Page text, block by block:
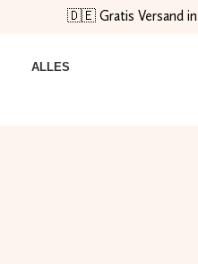
🇩🇪 Gratis Versand in
ALLES